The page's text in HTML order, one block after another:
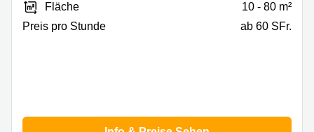
Fläche
10 - 80 m²
Preis pro Stunde
ab 60 SFr.